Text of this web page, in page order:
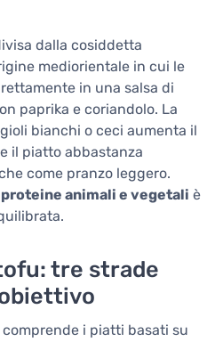
dalla cosiddetta
mediorientale in cui le
in una salsa di
paprika e coriandolo. La
bianchi o ceci aumenta il
il piatto abbastanza
come pranzo leggero.
animali e vegetali è
tre strade
i piatti basati su